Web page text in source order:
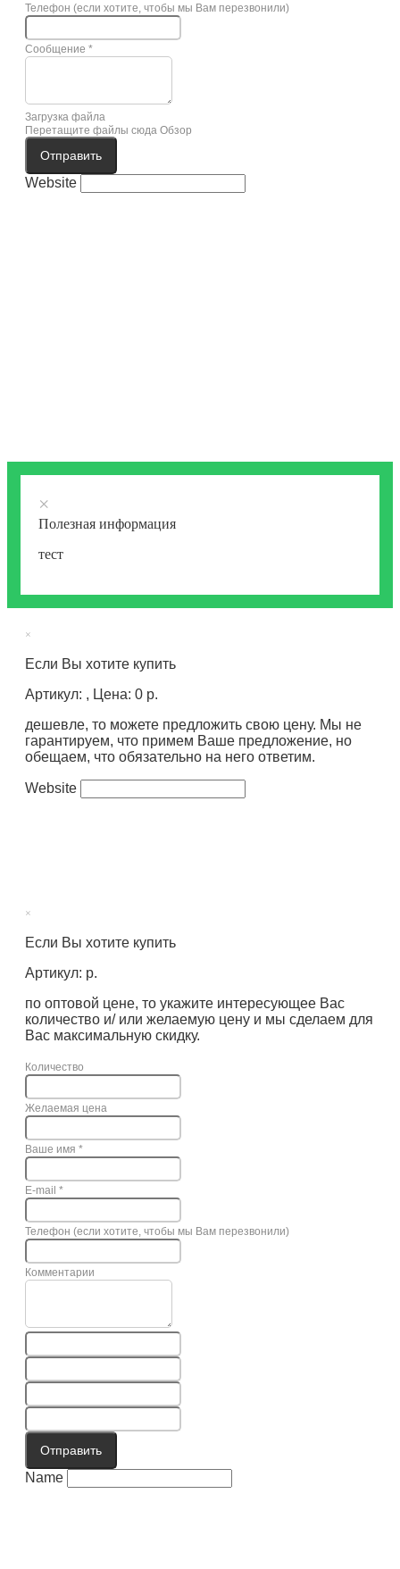
Телефон (если хотите, чтобы мы Вам перезвонили)
Сообщение *
Загрузка файла
Перетащите файлы сюда Обзор
Отправить
Website
×
Полезная информация
тест
×
Если Вы хотите купить
Артикул: , Цена: 0 р.
дешевле, то можете предложить свою цену. Мы не
гарантируем, что примем Ваше предложение, но
обещаем, что обязательно на него ответим.
Website
×
Если Вы хотите купить
Артикул: р.
по оптовой цене, то укажите интересующее Вас
количество и/ или желаемую цену и мы сделаем для
Вас максимальную скидку.
Количество
Желаемая цена
Ваше имя *
E-mail *
Телефон (если хотите, чтобы мы Вам перезвонили)
Комментарии
Отправить
Name